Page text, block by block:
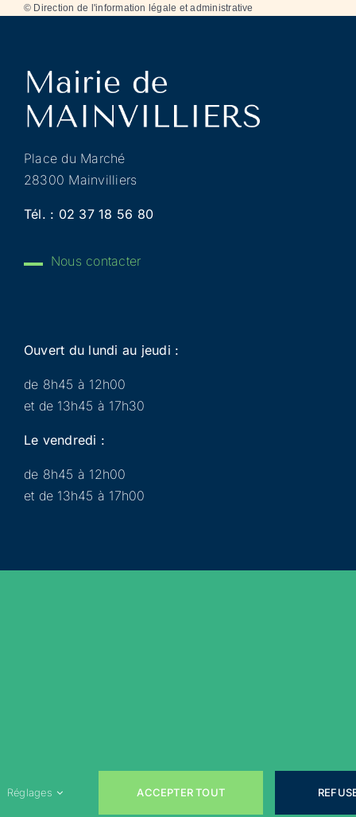
© Direction de l'information légale et administrative
Place du Marché
28300 Mainvilliers
Tél. : 02 37 18 56 80
Nous contacter
Ouvert du lundi au jeudi :
de 8h45 à 12h00
et de 13h45 à 17h30
Le vendredi :
de 8h45 à 12h00
et de 13h45 à 17h00
Réglages ACCEPTER TOUT